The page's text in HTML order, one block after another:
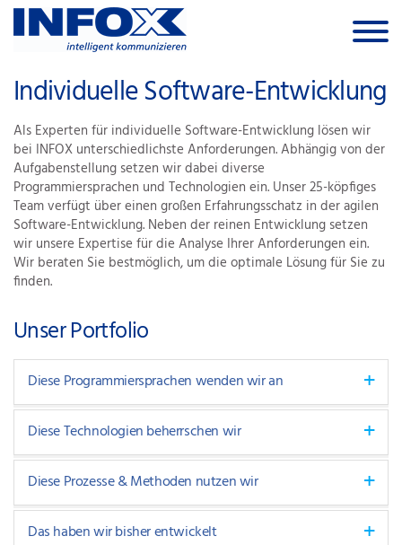
Skip to the content
Individuelle Software-Entwicklung
Als Experten für individuelle Software-Entwicklung lösen wir
bei INFOX unterschiedlichste Anforderungen. Abhängig von der
Aufgabenstellung setzen wir dabei diverse
Programmiersprachen und Technologien ein. Unser 25-köpfiges
Team verfügt über einen großen Erfahrungsschatz in der agilen
Software-Entwicklung. Neben der reinen Entwicklung setzen
wir unsere Expertise für die Analyse Ihrer Anforderungen ein.
Wir beraten Sie bestmöglich, um die optimale Lösung für Sie zu
finden.
Unser Portfolio
Diese Programmiersprachen wenden wir an
Diese Technologien beherrschen wir
Diese Prozesse & Methoden nutzen wir
Das haben wir bisher entwickelt